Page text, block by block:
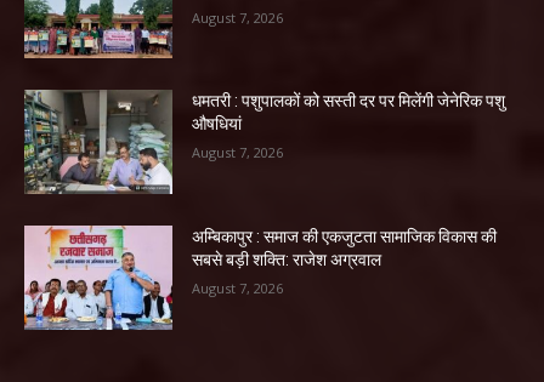
August 7, 2026
धमतरी : पशुपालकों को सस्ती दर पर मिलेंगी जेनेरिक पशु
औषधियां
August 7, 2026
अम्बिकापुर : समाज की एकजुटता सामाजिक विकास की
सबसे बड़ी शक्ति: राजेश अग्रवाल
August 7, 2026